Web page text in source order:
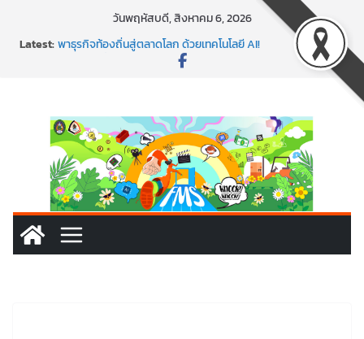
วันพฤหัสบดี, สิงหาคม 6, 2026
Latest:พร้อมลุยแล้ว! ปักหมุดโรดแมป AI อัปสกิลธุรกิจให้พุ่งทะยาน
พาธุรกิจท้องถิ่นสู่ตลาดโลก ด้วยเทคโนโลยี AI!
นอกจากเทคโนโลยีจะล้ำ หัวใจคนทำธุรกิจก็ต้องสตรอง!